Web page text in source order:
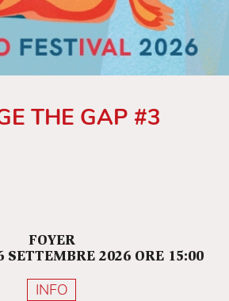
THE GAP #3
FOYER
SETTEMBRE 2026 ORE 15:00
INFO